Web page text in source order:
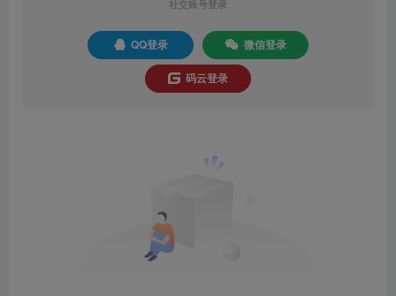
社交账号登录
QQ登录 微信登录
码云登录